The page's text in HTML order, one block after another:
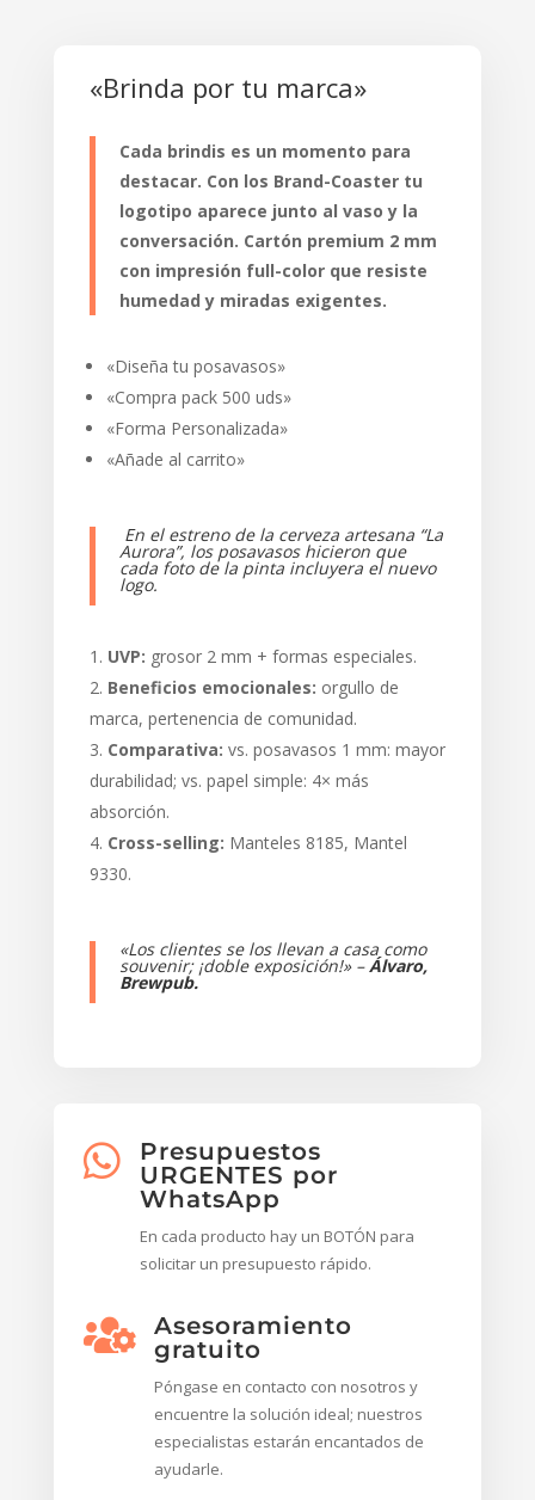
«Brinda por tu marca»
Cada brindis es un momento para
destacar. Con los Brand-Coaster tu
logotipo aparece junto al vaso y la
conversación. Cartón premium 2 mm
con impresión full-color que resiste
humedad y miradas exigentes.
«Diseña tu posavasos»
«Compra pack 500 uds»
«Forma Personalizada»
«Añade al carrito»
En el estreno de la cerveza artesana “La
Aurora”, los posavasos hicieron que
cada foto de la pinta incluyera el nuevo
logo.
UVP: grosor 2 mm + formas especiales.
Beneficios emocionales: orgullo de
marca, pertenencia de comunidad.
Comparativa: vs. posavasos 1 mm: mayor
durabilidad; vs. papel simple: 4× más
absorción.
Cross-selling: Manteles 8185, Mantel
9330.
«Los clientes se los llevan a casa como
souvenir; ¡doble exposición!» –Álvaro,
Brewpub.

Presupuestos
URGENTES por
WhatsApp
En cada producto hay un BOTÓN para
solicitar un presupuesto rápido.

Asesoramiento
gratuito
Póngase en contacto con nosotros y
encuentre la solución ideal; nuestros
especialistas estarán encantados de
ayudarle.